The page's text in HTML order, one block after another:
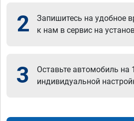
2
Запишитесь на удобное
к нам в сервис на
3
Оставьте автомобиль на
индивидуальной